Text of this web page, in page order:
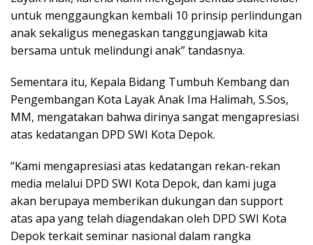
untuk menggaungkan kembali 10 prinsip perlindungan
anak sekaligus menegaskan tanggungjawab kita
bersama untuk melindungi anak” tandasnya.
Sementara itu, Kepala Bidang Tumbuh Kembang dan
Pengembangan Kota Layak Anak Ima Halimah, S.Sos,
MM, mengatakan bahwa dirinya sangat mengapresiasi
atas kedatangan DPD SWI Kota Depok.
“Kami mengapresiasi atas kedatangan rekan-rekan
media melalui DPD SWI Kota Depok, dan kami juga
akan berupaya memberikan dukungan dan support
atas apa yang telah diagendakan oleh DPD SWI Kota
Depok terkait seminar nasional dalam rangka